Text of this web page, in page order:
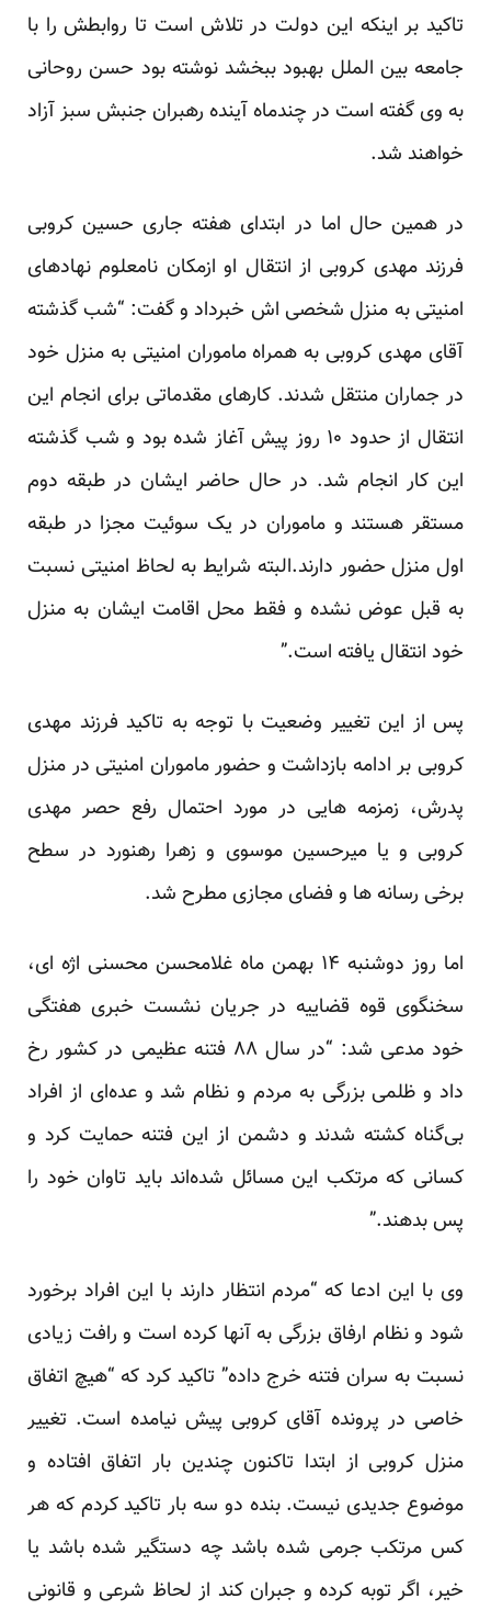
تاکید بر اینکه این دولت در تلاش است تا روابطش را با
جامعه بین الملل بهبود ببخشد نوشته بود حسن روحانی
به وی گفته است در چندماه آینده رهبران جنبش سبز آزاد
خواهند شد.
در همین حال اما در ابتدای هفته جاری حسین کروبی
فرزند مهدی کروبی از انتقال او ازمکان نامعلوم نهادهای
امنیتی به منزل شخصی اش خبرداد و گفت: “شب گذشته
آقای مهدی کروبی به همراه ماموران امنیتی به منزل خود
در جماران منتقل شدند. کارهای مقدماتی برای انجام این
انتقال از حدود ۱۰ روز پیش آغاز شده بود و شب گذشته
این کار انجام شد. در حال حاضر ایشان در طبقه دوم
مستقر هستند و ماموران در یک سوئیت مجزا در طبقه
اول منزل حضور دارند.البته شرایط به لحاظ امنیتی نسبت
به قبل عوض نشده و فقط محل اقامت ایشان به منزل
خود انتقال یافته است.”
پس از این تغییر وضعیت با توجه به تاکید فرزند مهدی
کروبی بر ادامه بازداشت و حضور ماموران امنیتی در منزل
پدرش، زمزمه هایی در مورد احتمال رفع حصر مهدی
کروبی و یا میرحسین موسوی و زهرا رهنورد در سطح
برخی رسانه ها و فضای مجازی مطرح شد.
اما روز دوشنبه ۱۴ بهمن ماه غلامحسن محسنی اژه ای،
سخنگوی قوه قضاییه در جریان نشست خبری هفتگی
خود مدعی شد: “در سال ۸۸ فتنه عظیمی در کشور رخ
داد و ظلمی بزرگی به مردم و نظام شد و عده‌ای از افراد
بی‌گناه کشته شدند و دشمن از این فتنه حمایت کرد و
کسانی که مرتکب این مسائل شده‌اند باید تاوان خود را
پس بدهند.”
وی با این ادعا که “مردم انتظار دارند با این افراد برخورد
شود و نظام ارفاق بزرگی به آنها کرده است و رافت زیادی
نسبت به سران فتنه خرج داده” تاکید کرد که “هیچ اتفاق
خاصی در پرونده آقای کروبی پیش نیامده است. تغییر
منزل کروبی از ابتدا تاکنون چندین بار اتفاق افتاده و
موضوع جدیدی نیست. بنده دو سه بار تاکید کردم که هر
کس مرتکب جرمی شده باشد چه دستگیر شده باشد یا
خیر،‌ اگر توبه کرده و جبران کند از لحاظ شرعی و قانونی